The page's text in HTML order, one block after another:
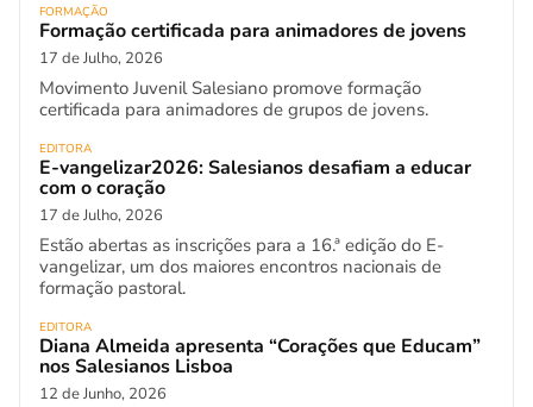
FORMAÇÃO
Formação certificada para animadores de jovens
17 de Julho, 2026
Movimento Juvenil Salesiano promove formação
certificada para animadores de grupos de jovens.
EDITORA
E-vangelizar2026: Salesianos desafiam a educar
com o coração
17 de Julho, 2026
Estão abertas as inscrições para a 16.ª edição do E-
vangelizar, um dos maiores encontros nacionais de
formação pastoral.
EDITORA
Diana Almeida apresenta “Corações que Educam”
nos Salesianos Lisboa
12 de Junho, 2026